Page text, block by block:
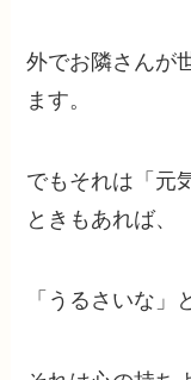
外でお隣さんが
ます。
でもそれは「元
ときもあれば、
「うるさいな」